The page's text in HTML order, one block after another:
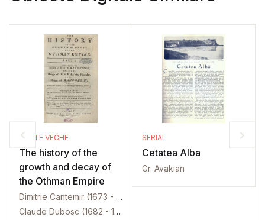
CARTE VECHE
The history of the
growth and decay of
the Othman Empire
Dimitrie Cantemir (1673 - 1723)
Claude Dubosc (1682 - 1745)
SERIAL
Cetatea Alba
Gr. Avakian